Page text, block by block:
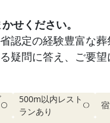
せください。
認定の経験豊富な
疑問に答え、ご要
500m以内レスト
ランあり